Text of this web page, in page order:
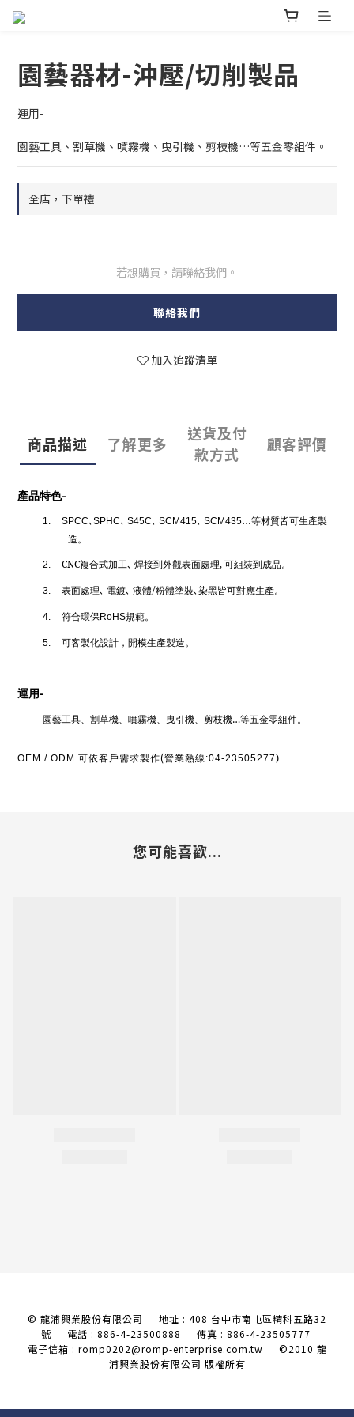
園藝器材-沖壓/切削製品
運用-
園藝工具、割草機、噴霧機、曳引機、剪枝機…等五金零組件。
全店，下單禮
若想購買，請聯絡我們。
聯絡我們
加入追蹤清單
商品描述 了解更多
送貨及付
款方式
顧客評價
產品特色-
1. SPCC､ SPHC､ S45C､ SCM415､ SCM435…等材質皆可生產製
造。
2. CNC複合式加工､ 焊接到外觀表面處理‚ 可組裝到成品。
3. 表面處理､ 電鍍､ 液體/粉體塗裝､染黑皆可對應生產。
4. 符合環保RoHS規範。
5. 可客製化設計，開模生產製造。
運用-
園藝工具、割草機、噴霧機、曳引機、剪枝機…等五金零組件。
OEM / ODM 可依客戶需求製作(營業熱線 :04-23505277)
您可能喜歡...
© 龍浦興業股份有限公司 地址 : 408 台中市南屯區精科五路32
號 電話 : 886-4-23500888 傳真 : 886-4-23505777
電子信箱 : romp0202@romp-enterprise.com.tw ©2010 龍
浦興業股份有限公司 版權所有